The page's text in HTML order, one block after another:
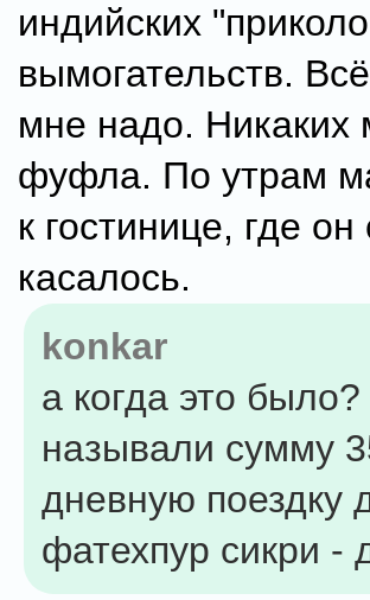
индийских
вымогательств.
мне надо. Никаких
фуфла. По утрам
к гостинице, где
касалось.
konkar
а когда это
называли сумму
дневную поездку
фатехпур сикри -